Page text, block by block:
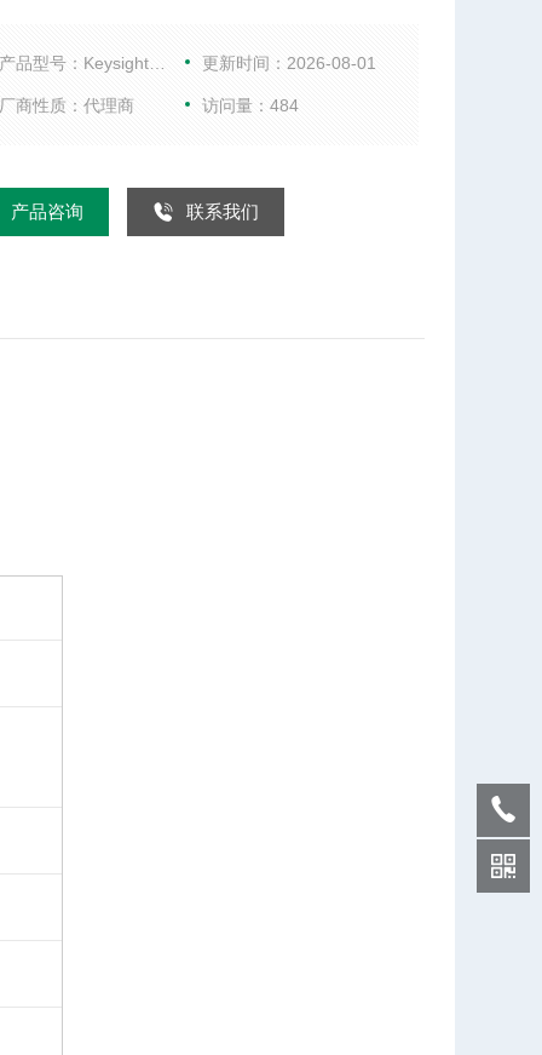
1 GHz 时，20 kHz 频偏处的相位噪声 -122 dBc/
产品型号：KeysightN5173B 更新时间：2026-08-01
厂商性质：代理商 访问量：484
产品咨询 联系我们